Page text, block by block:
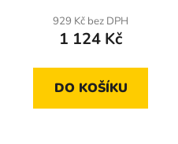
929 Kč bez DPH
1 124 Kč
DO KOŠÍKU